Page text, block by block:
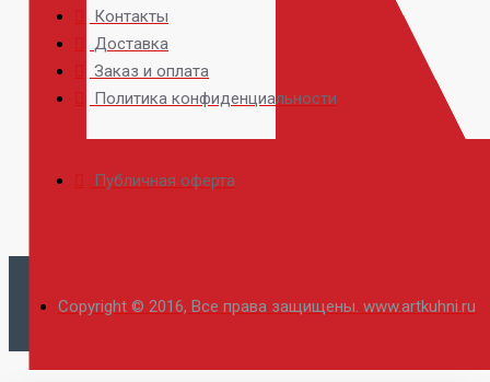
Контакты
Доставка
Заказ и оплата
Политика конфиденциальности
Публичная оферта
Copyright © 2016, Все права защищены. www.artkuhni.ru